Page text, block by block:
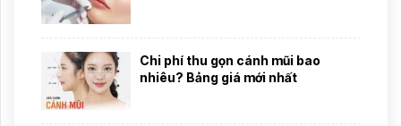
Chi phí thu gọn cánh mũi bao
nhiêu? Bảng giá mới nhất